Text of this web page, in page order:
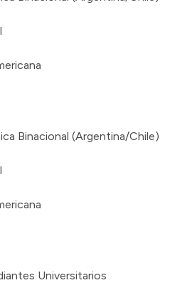
Binacional (Argentina/Chile)
Universitarios